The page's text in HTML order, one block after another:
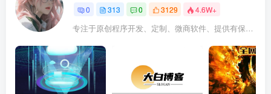
0 313 0 3129 4.6W+
专注于原创程序开发、定制、微商软件、提供有保障的维护及售后，做高品质程序网站认准万码库。